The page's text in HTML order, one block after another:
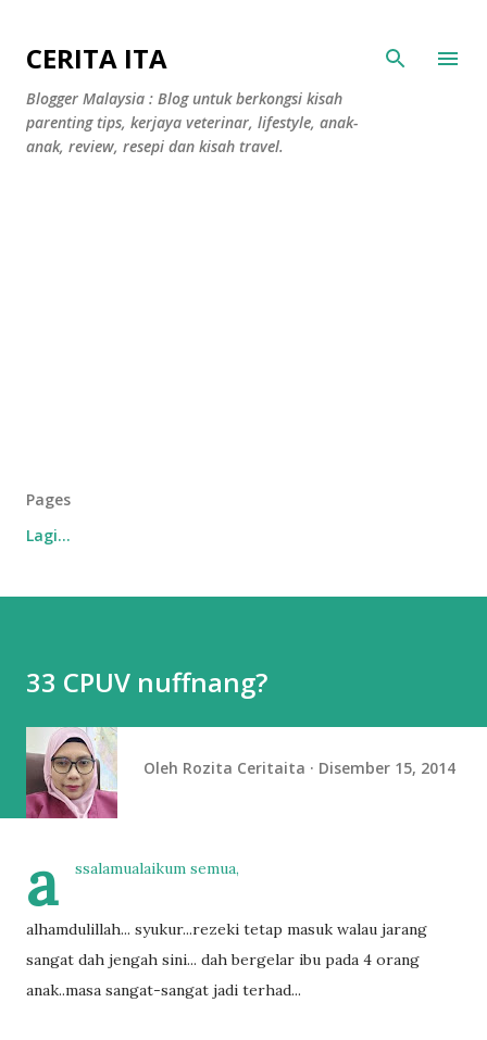
CERITA ITA
Blogger Malaysia : Blog untuk berkongsi kisah
parenting tips, kerjaya veterinar, lifestyle, anak-
anak, review, resepi dan kisah travel.
Pages
Lagi…
33 CPUV nuffnang?
Oleh Rozita Ceritaita Disember 15, 2014
a ssalamualaikum semua,
alhamdulillah... syukur...rezeki tetap masuk walau jarang
sangat dah jengah sini... dah bergelar ibu pada 4 orang
anak..masa sangat-sangat jadi terhad...